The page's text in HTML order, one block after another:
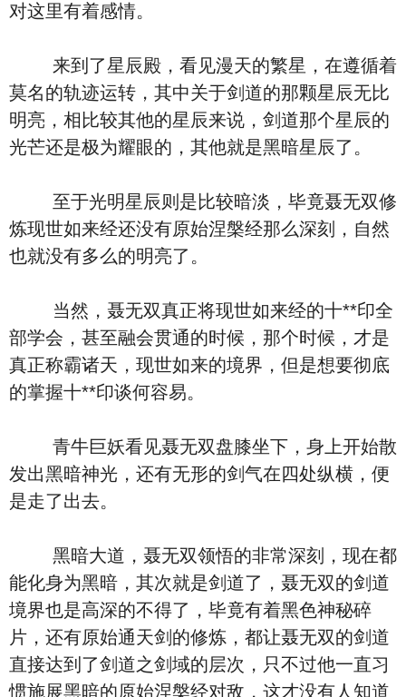
对这里有着感情。
来到了星辰殿，看见漫天的繁星，在遵循着
莫名的轨迹运转，其中关于剑道的那颗星辰无比
明亮，相比较其他的星辰来说，剑道那个星辰的
光芒还是极为耀眼的，其他就是黑暗星辰了。
至于光明星辰则是比较暗淡，毕竟聂无双修
炼现世如来经还没有原始涅槃经那么深刻，自然
也就没有多么的明亮了。
当然，聂无双真正将现世如来经的十**印全
部学会，甚至融会贯通的时候，那个时候，才是
真正称霸诸天，现世如来的境界，但是想要彻底
的掌握十**印谈何容易。
青牛巨妖看见聂无双盘膝坐下，身上开始散
发出黑暗神光，还有无形的剑气在四处纵横，便
是走了出去。
黑暗大道，聂无双领悟的非常深刻，现在都
能化身为黑暗，其次就是剑道了，聂无双的剑道
境界也是高深的不得了，毕竟有着黑色神秘碎
片，还有原始通天剑的修炼，都让聂无双的剑道
直接达到了剑道之剑域的层次，只不过他一直习
惯施展黑暗的原始涅槃经对敌，这才没有人知道